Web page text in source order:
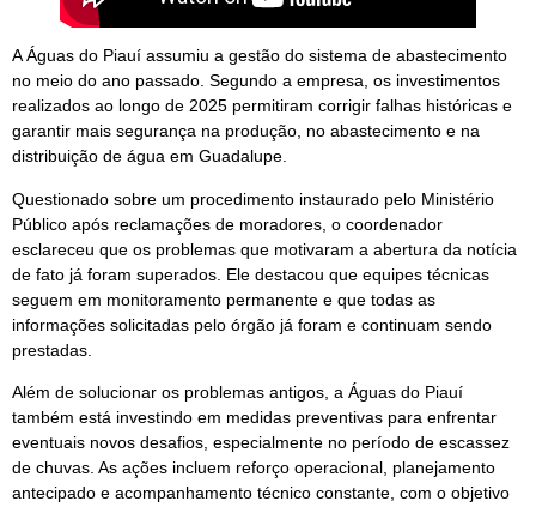
A Águas do Piauí assumiu a gestão do sistema de abastecimento
no meio do ano passado. Segundo a empresa, os investimentos
realizados ao longo de 2025 permitiram corrigir falhas históricas e
garantir mais segurança na produção, no abastecimento e na
distribuição de água em Guadalupe.
Questionado sobre um procedimento instaurado pelo Ministério
Público após reclamações de moradores, o coordenador
esclareceu que os problemas que motivaram a abertura da notícia
de fato já foram superados. Ele destacou que equipes técnicas
seguem em monitoramento permanente e que todas as
informações solicitadas pelo órgão já foram e continuam sendo
prestadas.
Além de solucionar os problemas antigos, a Águas do Piauí
também está investindo em medidas preventivas para enfrentar
eventuais novos desafios, especialmente no período de escassez
de chuvas. As ações incluem reforço operacional, planejamento
antecipado e acompanhamento técnico constante, com o objetivo